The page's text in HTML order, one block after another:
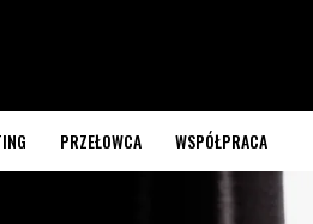
PRZEŁOWCA WSPÓŁPRACA